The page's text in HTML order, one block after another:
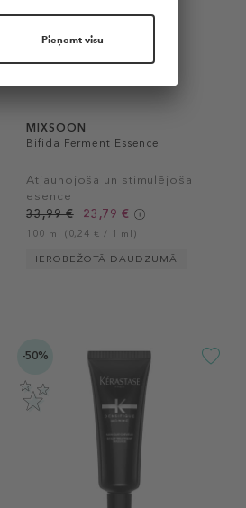
MIXSOON
Bifida Ferment Essence
Atjaunojoša un stimulējoša
esence
33,99 €
23,79 €
100 ml (0,24 € / 1 ml)
IEROBEŽOTĀ DAUDZUMĀ
-50%